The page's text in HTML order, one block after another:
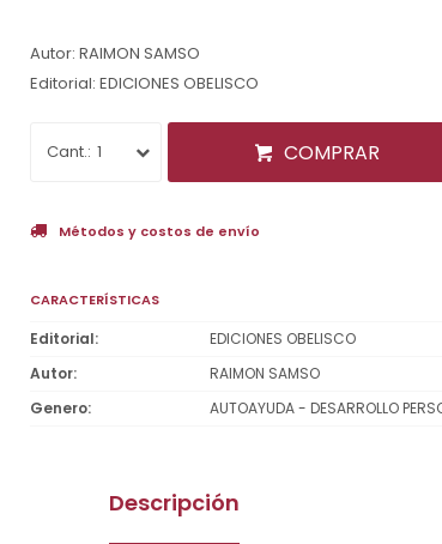
Autor: RAIMON SAMSO
Editorial: EDICIONES OBELISCO
1 COMPRAR
Métodos y costos de envío
CARACTERÍSTICAS
Editorial
EDICIONES OBELISCO
Autor
RAIMON SAMSO
Genero
AUTOAYUDA - DESARROLLO
Descripción